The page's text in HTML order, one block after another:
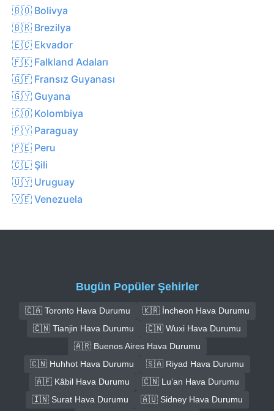
🇧🇴 Bolivya
🇧🇷 Brezilya
🇪🇨 Ekvador
🇫🇰 Falkland Adaları
🇬🇫 Fransız Guyanası
🇬🇾 Guyana
🇨🇴 Kolombiya
🇵🇾 Paraguay
🇵🇪 Peru
🇨🇱 Şili
🇺🇾 Uruguay
🇻🇪 Venezuela
Bugün Popüler Şehirler
🇨🇦 Toronto Hava Durumu
🇰🇷 İncheon Hava Durumu
🇨🇳 Tianjin Hava Durumu
🇨🇳 Wuxi Hava Durumu
🇦🇷 Buenos Aires Hava Durumu
🇨🇳 Huhhot Hava Durumu
🇸🇦 Riyad Hava Durumu
🇦🇫 Kâbil Hava Durumu
🇨🇳 Lu’an Hava Durumu
🇮🇳 Surat Hava Durumu
🇦🇺 Sidney Hava Durumu